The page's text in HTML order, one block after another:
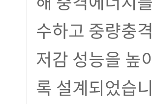
수하고 중량충
저감 성능을 높
록 설계되었습